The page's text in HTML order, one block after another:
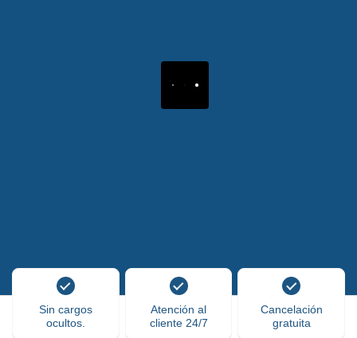
Sin cargos
ocultos.
Atención al
cliente 24/7
Cancelación
gratuita